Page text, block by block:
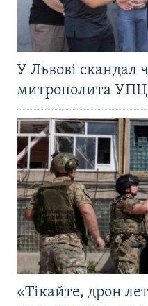
У Львові скандал
митрополита
«Тікайте, дрон